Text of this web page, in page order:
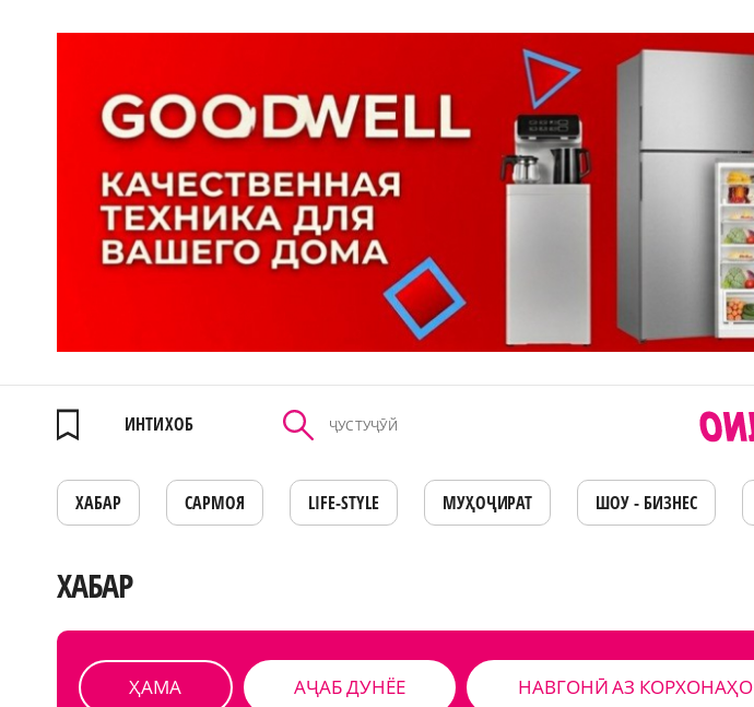
ИНТИХОБ
ХАБАР САРМОЯ LIFE-STYLE МУҲОҶИРАТ ШОУ - БИЗНЕС
ХАБАР
ҲАМА АҶАБ ДУНЁЕ НАВГОНӢ АЗ КОРХОНАҲО